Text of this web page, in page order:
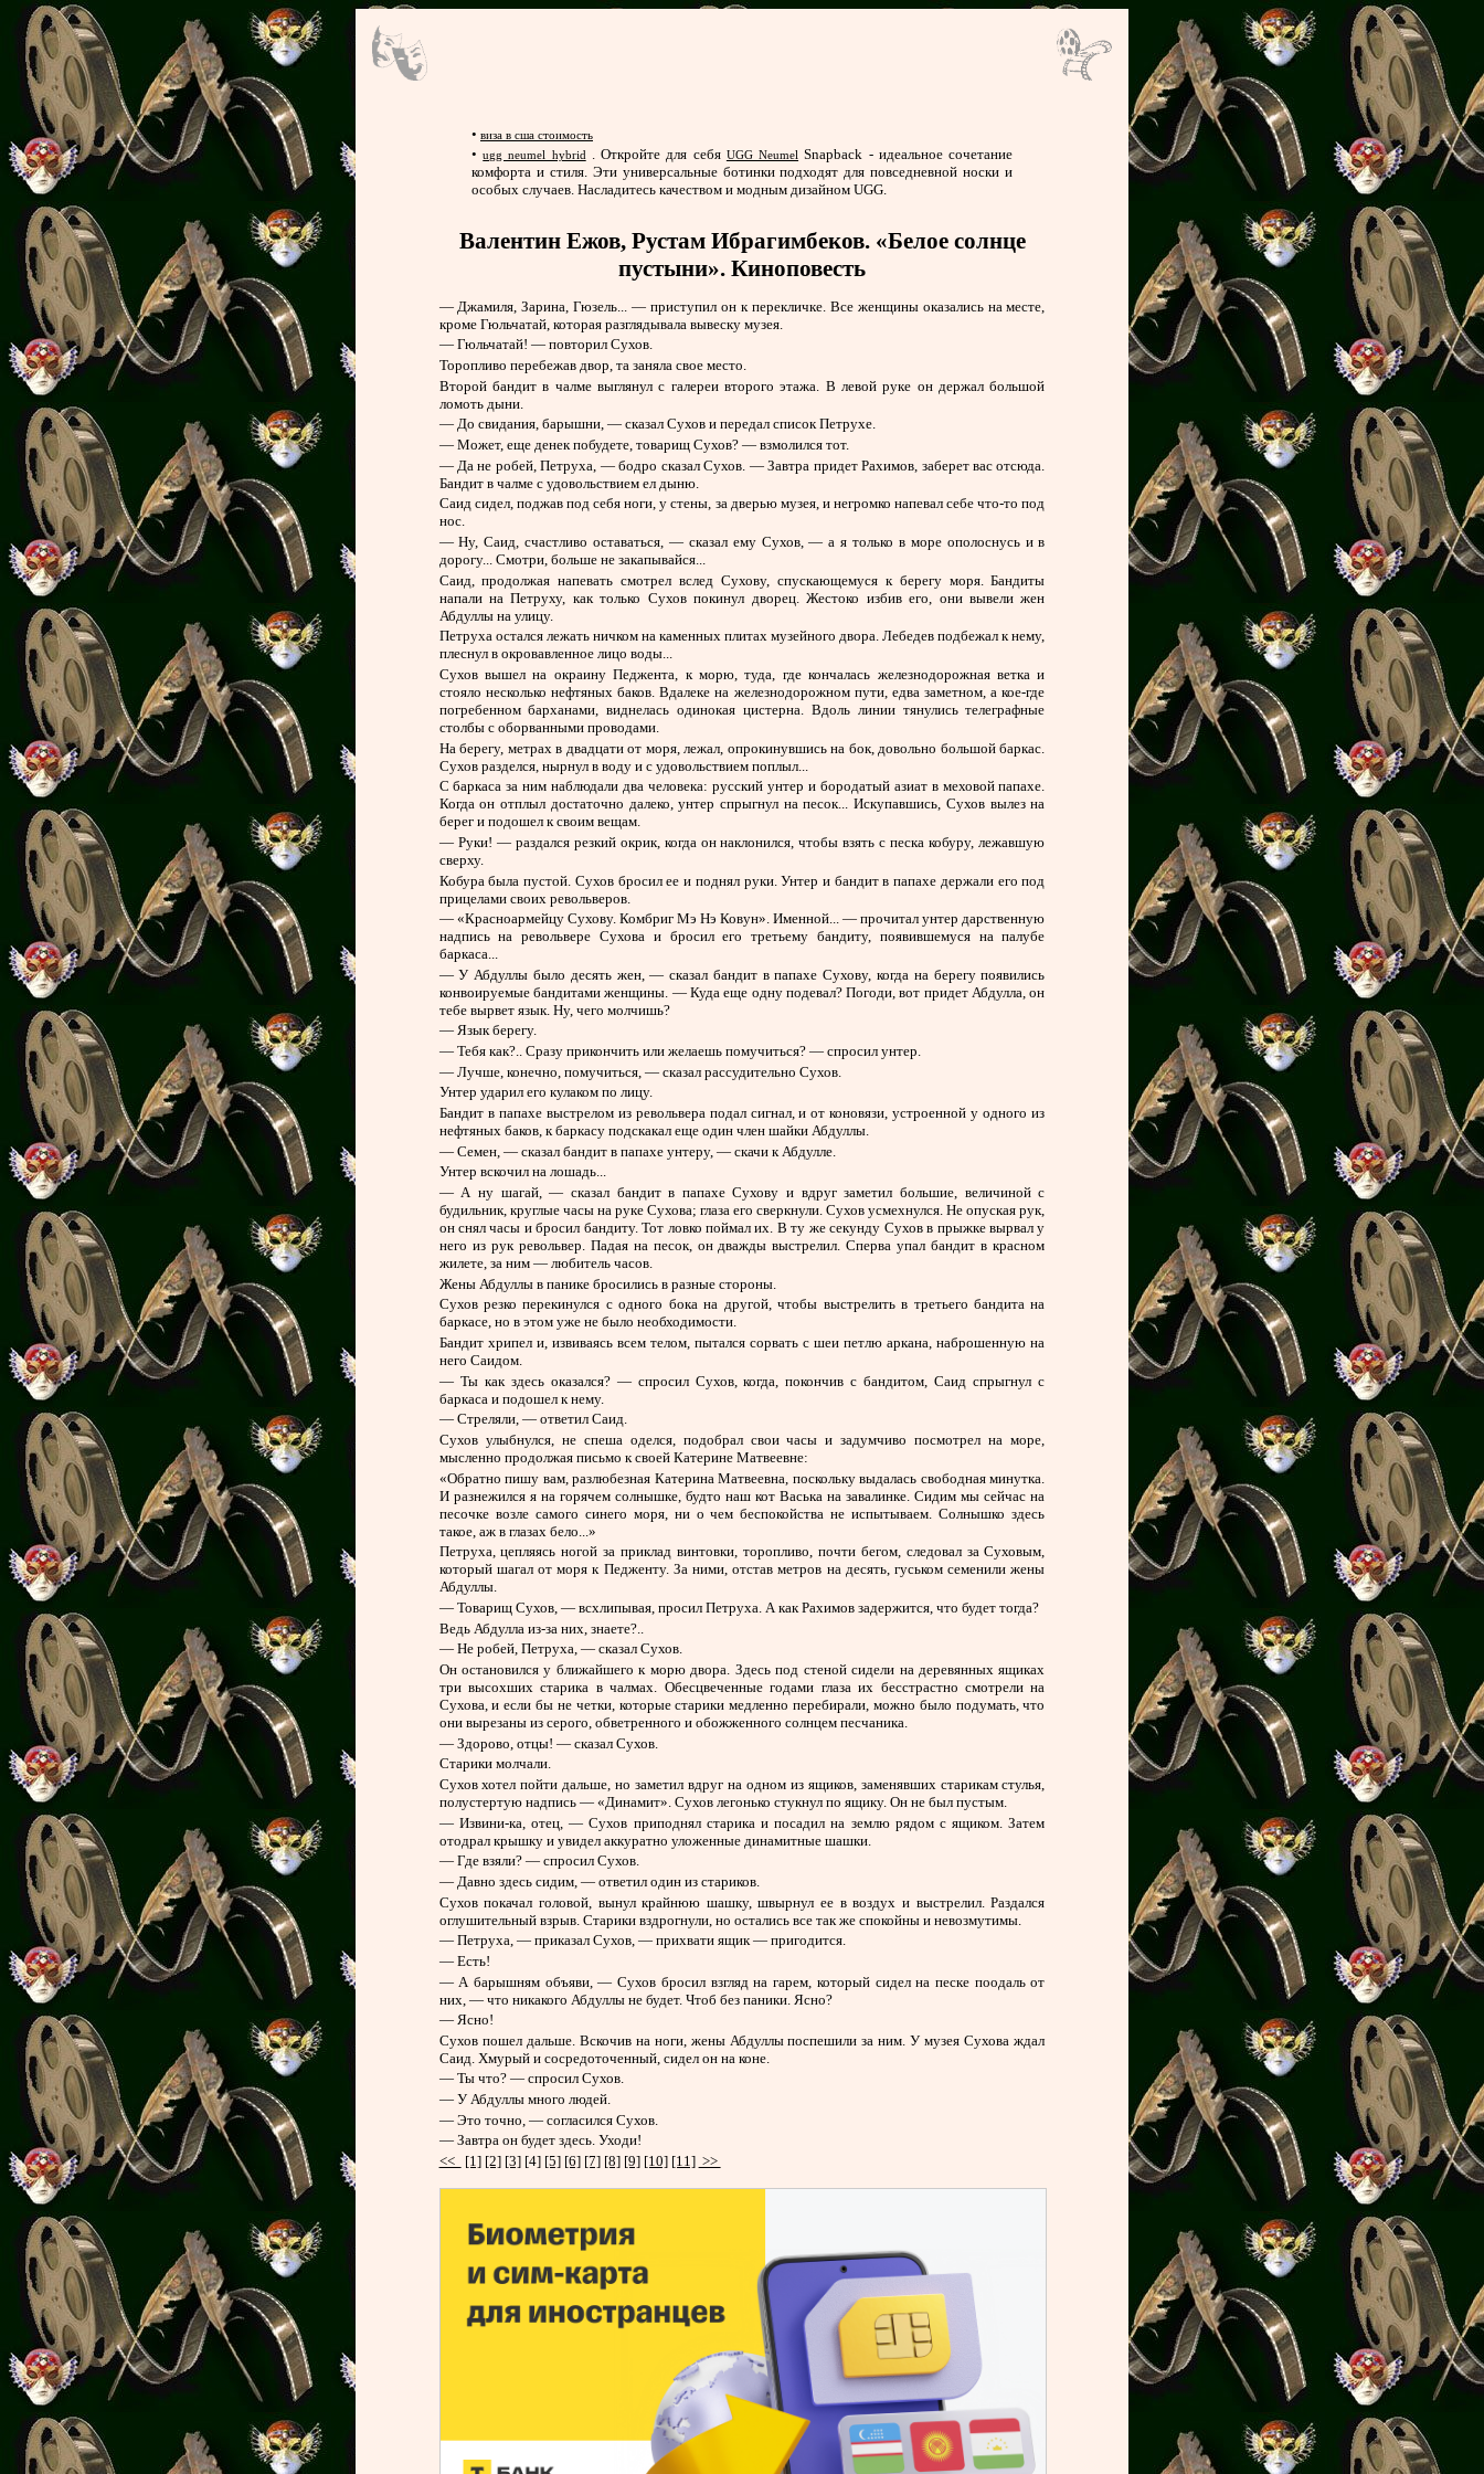
• виза в сша стоимость
•ugg neumel hybrid. Откройте для себя UGG Neumel Snapback - идеальное сочетание
комфорта и стиля. Эти универсальные ботинки подходят для повседневной носки и
особых случаев. Насладитесь качеством и модным дизайном UGG.
Валентин Ежов, Рустам Ибрагимбеков. «Белое солнце
пустыни». Киноповесть
— Джамиля, Зарина, Гюзель... — приступил он к перекличке. Все женщины оказались на месте,
кроме Гюльчатай, которая разглядывала вывеску музея.
— Гюльчатай! — повторил Сухов.
Торопливо перебежав двор, та заняла свое место.
Второй бандит в чалме выглянул с галереи второго этажа. В левой руке он держал большой
ломоть дыни.
— До свидания, барышни, — сказал Сухов и передал список Петрухе.
— Может, еще денек побудете, товарищ Сухов? — взмолился тот.
— Да не робей, Петруха, — бодро сказал Сухов. — Завтра придет Рахимов, заберет вас отсюда.
Бандит в чалме с удовольствием ел дыню.
Саид сидел, поджав под себя ноги, у стены, за дверью музея, и негромко напевал себе что-то под
нос.
— Ну, Саид, счастливо оставаться, — сказал ему Сухов, — а я только в море ополоснусь и в
дорогу... Смотри, больше не закапывайся...
Саид, продолжая напевать смотрел вслед Сухову, спускающемуся к берегу моря. Бандиты
напали на Петруху, как только Сухов покинул дворец. Жестоко избив его, они вывели жен
Абдуллы на улицу.
Петруха остался лежать ничком на каменных плитах музейного двора. Лебедев подбежал к нему,
плеснул в окровавленное лицо воды...
Сухов вышел на окраину Педжента, к морю, туда, где кончалась железнодорожная ветка и
стояло несколько нефтяных баков. Вдалеке на железнодорожном пути, едва заметном, а кое-где
погребенном барханами, виднелась одинокая цистерна. Вдоль линии тянулись телеграфные
столбы с оборванными проводами.
На берегу, метрах в двадцати от моря, лежал, опрокинувшись на бок, довольно большой баркас.
Сухов разделся, нырнул в воду и с удовольствием поплыл...
С баркаса за ним наблюдали два человека: русский унтер и бородатый азиат в меховой папахе.
Когда он отплыл достаточно далеко, унтер спрыгнул на песок... Искупавшись, Сухов вылез на
берег и подошел к своим вещам.
— Руки! — раздался резкий окрик, когда он наклонился, чтобы взять с песка кобуру, лежавшую
сверху.
Кобура была пустой. Сухов бросил ее и поднял руки. Унтер и бандит в папахе держали его под
прицелами своих револьверов.
— «Красноармейцу Сухову. Комбриг Мэ Нэ Ковун». Именной... — прочитал унтер дарственную
надпись на револьвере Сухова и бросил его третьему бандиту, появившемуся на палубе
баркаса...
— У Абдуллы было десять жен, — сказал бандит в папахе Сухову, когда на берегу появились
конвоируемые бандитами женщины. — Куда еще одну подевал? Погоди, вот придет Абдулла, он
тебе вырвет язык. Ну, чего молчишь?
— Язык берегу.
— Тебя как?.. Сразу прикончить или желаешь помучиться? — спросил унтер.
— Лучше, конечно, помучиться, — сказал рассудительно Сухов.
Унтер ударил его кулаком по лицу.
Бандит в папахе выстрелом из револьвера подал сигнал, и от коновязи, устроенной у одного из
нефтяных баков, к баркасу подскакал еще один член шайки Абдуллы.
— Семен, — сказал бандит в папахе унтеру, — скачи к Абдулле.
Унтер вскочил на лошадь...
— А ну шагай, — сказал бандит в папахе Сухову и вдруг заметил большие, величиной с
будильник, круглые часы на руке Сухова; глаза его сверкнули. Сухов усмехнулся. Не опуская рук,
он снял часы и бросил бандиту. Тот ловко поймал их. В ту же секунду Сухов в прыжке вырвал у
него из рук револьвер. Падая на песок, он дважды выстрелил. Сперва упал бандит в красном
жилете, за ним — любитель часов.
Жены Абдуллы в панике бросились в разные стороны.
Сухов резко перекинулся с одного бока на другой, чтобы выстрелить в третьего бандита на
баркасе, но в этом уже не было необходимости.
Бандит хрипел и, извиваясь всем телом, пытался сорвать с шеи петлю аркана, наброшенную на
него Саидом.
— Ты как здесь оказался? — спросил Сухов, когда, покончив с бандитом, Саид спрыгнул с
баркаса и подошел к нему.
— Стреляли, — ответил Саид.
Сухов улыбнулся, не спеша оделся, подобрал свои часы и задумчиво посмотрел на море,
мысленно продолжая письмо к своей Катерине Матвеевне:
«Обратно пишу вам, разлюбезная Катерина Матвеевна, поскольку выдалась свободная минутка.
И разнежился я на горячем солнышке, будто наш кот Васька на завалинке. Сидим мы сейчас на
песочке возле самого синего моря, ни о чем беспокойства не испытываем. Солнышко здесь
такое, аж в глазах бело...»
Петруха, цепляясь ногой за приклад винтовки, торопливо, почти бегом, следовал за Суховым,
который шагал от моря к Педженту. За ними, отстав метров на десять, гуськом семенили жены
Абдуллы.
— Товарищ Сухов, — всхлипывая, просил Петруха. А как Рахимов задержится, что будет тогда?
Ведь Абдулла из-за них, знаете?..
— Не робей, Петруха, — сказал Сухов.
Он остановился у ближайшего к морю двора. Здесь под стеной сидели на деревянных ящиках
три высохших старика в чалмах. Обесцвеченные годами глаза их бесстрастно смотрели на
Сухова, и если бы не четки, которые старики медленно перебирали, можно было подумать, что
они вырезаны из серого, обветренного и обожженного солнцем песчаника.
— Здорово, отцы! — сказал Сухов.
Старики молчали.
Сухов хотел пойти дальше, но заметил вдруг на одном из ящиков, заменявших старикам стулья,
полустертую надпись — «Динамит». Сухов легонько стукнул по ящику. Он не был пустым.
— Извини-ка, отец, — Сухов приподнял старика и посадил на землю рядом с ящиком. Затем
отодрал крышку и увидел аккуратно уложенные динамитные шашки.
— Где взяли? — спросил Сухов.
— Давно здесь сидим, — ответил один из стариков.
Сухов покачал головой, вынул крайнюю шашку, швырнул ее в воздух и выстрелил. Раздался
оглушительный взрыв. Старики вздрогнули, но остались все так же спокойны и невозмутимы.
— Петруха, — приказал Сухов, — прихвати ящик — пригодится.
— Есть!
— А барышням объяви, — Сухов бросил взгляд на гарем, который сидел на песке поодаль от
них, — что никакого Абдуллы не будет. Чтоб без паники. Ясно?
— Ясно!
Сухов пошел дальше. Вскочив на ноги, жены Абдуллы поспешили за ним. У музея Сухова ждал
Саид. Хмурый и сосредоточенный, сидел он на коне.
— Ты что? — спросил Сухов.
— У Абдуллы много людей.
— Это точно, — согласился Сухов.
— Завтра он будет здесь. Уходи!
<<
[1] [2] [3][4] [5] [6] [7] [8] [9] [10] [11] >>